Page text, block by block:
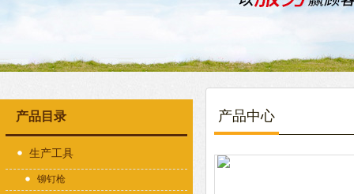
产品目录
生产工具
铆钉枪
产品中心